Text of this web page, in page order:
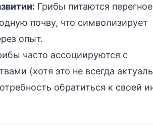
Грибы питаются
почву, что символизирует
опыт.
часто ассоциируются с
(хотя это не всегда
обратиться к своей